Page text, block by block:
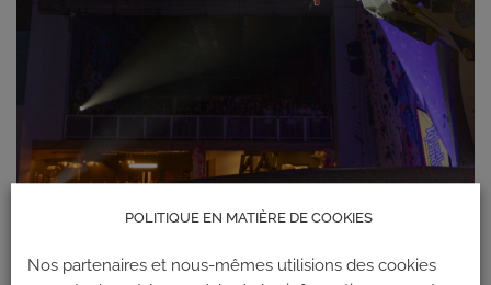
Précédent
POLITIQUE EN MATIÈRE DE COOKIES
Nos partenaires et nous-mêmes utilisions des cookies